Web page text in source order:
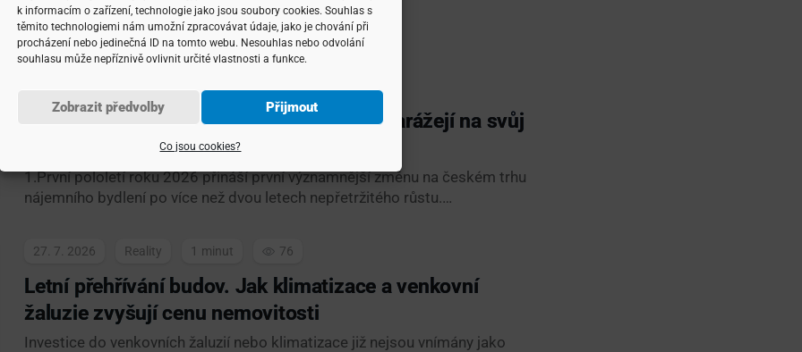
k informacím o zařízení, technologie jako jsou soubory cookies. Souhlas s
těmito technologiemi nám umožní zpracovávat údaje, jako je chování při
procházení nebo jedinečná ID na tomto webu. Nesouhlas nebo odvolání
souhlasu může nepříznivě ovlivnit určité vlastnosti a funkce.
Přijmout
Zobrazit předvolby
Co jsou cookies?
Aktuálně z pražského trhu: Ceny nájmů narážejí na svůj
1.První pololetí roku 2026 přináší první významnější změnu na českém trhu
nájemního bydlení po více než dvou letech nepřetržitého růstu.…
27. 7. 2026 Reality 1 76
Letní přehřívání budov. Jak klimatizace a venkovní
žaluzie zvyšují cenu nemovitosti
Investice do venkovních žaluzií nebo klimatizace již nejsou vnímány jako